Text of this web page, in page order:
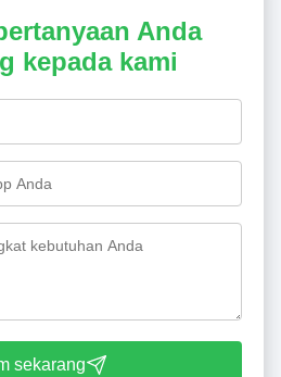
Anda
kepada kami
sekarang